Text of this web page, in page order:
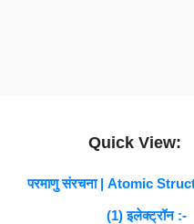
Quick View:
परमाणु संरचना | Atomic
(1) इलेक्ट्रॉन :-